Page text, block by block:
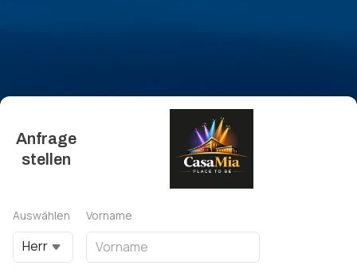
Anfrage
stellen
Auswählen
Herr
Vorname